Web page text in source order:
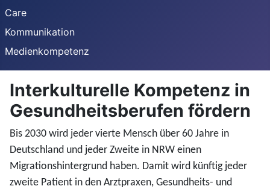
Care
Kommunikation
Medienkompetenz
Interkulturelle Kompetenz in
Gesundheitsberufen fördern
Bis 2030 wird jeder vierte Mensch über 60 Jahre in
Deutschland und jeder Zweite in NRW einen
Migrationshintergrund haben. Damit wird künftig jeder
zweite Patient in den Arztpraxen, Gesundheits- und